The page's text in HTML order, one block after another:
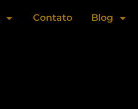
Contato Blog